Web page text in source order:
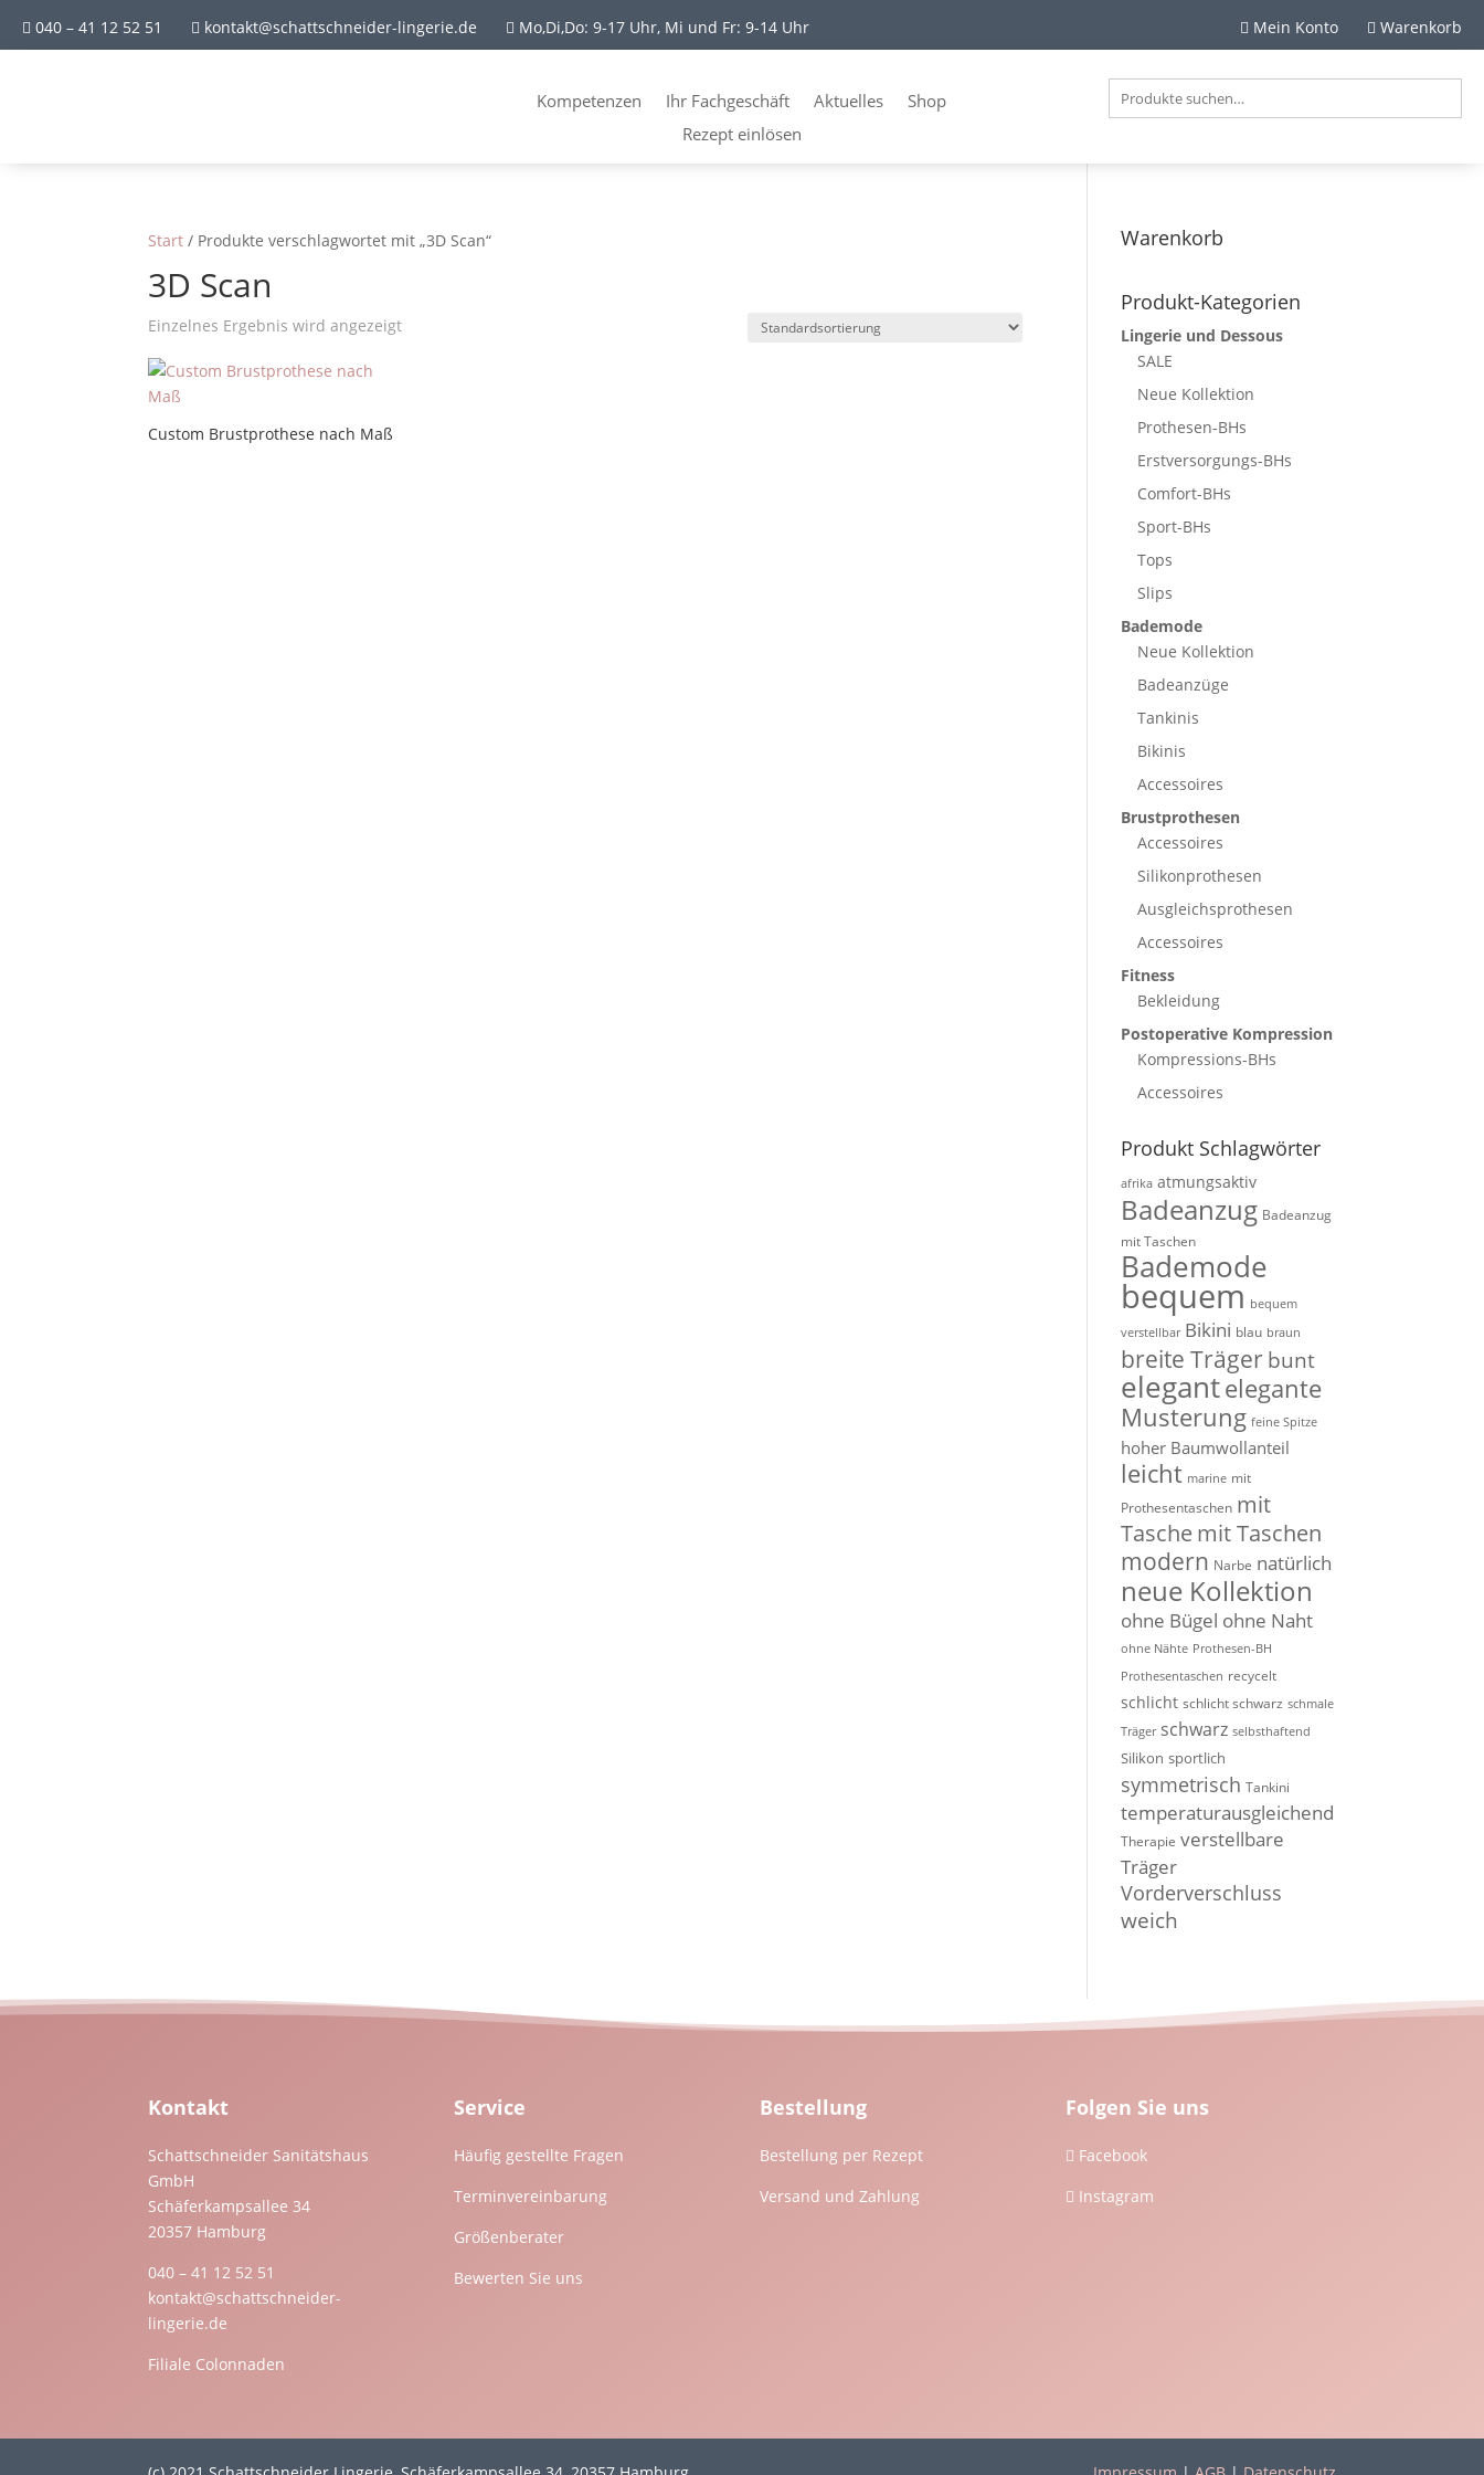
 040 – 41 12 52 51  kontakt@schattschneider-lingerie.de  Mo,Di,Do: 9-17 Uhr, Mi und Fr: 9-14 Uhr  Mein Konto  Warenkorb
Kompetenzen Ihr Fachgeschäft Aktuelles
Shop
Rezept einlösen
Start / Produkte verschlagwortet mit „3D Scan“
3D Scan
Einzelnes Ergebnis wird angezeigt
Custom Brustprothese nach Maß
Warenkorb
Produkt-Kategorien
Lingerie und Dessous
SALE
Neue Kollektion
Prothesen-BHs
Erstversorgungs-BHs
Comfort-BHs
Sport-BHs
Tops
Slips
Bademode
Neue Kollektion
Badeanzüge
Tankinis
Bikinis
Accessoires
Brustprothesen
Accessoires
Silikonprothesen
Ausgleichsprothesen
Accessoires
Fitness
Bekleidung
Postoperative Kompression
Kompressions-BHs
Accessoires
Produkt Schlagwörter
afrika atmungsaktiv
Badeanzug Badeanzug
mit Taschen
Bademode
bequem bequem
verstellbar Bikini blau braun
breite Trägerbunt
elegantelegante
Musterung feine Spitze
hoher Baumwollanteil
leicht marine mit
Prothesentaschen mit
Taschemit Taschen
modern Narbe natürlich
neue Kollektion
ohne Bügel ohne Naht
ohne Nähte Prothesen-BH
Prothesentaschen recycelt
schlicht schlicht schwarz schmale
Träger schwarz selbsthaftend
Silikon sportlich
symmetrisch Tankini
temperaturausgleichend
Therapie verstellbare
Träger
Vorderverschluss
weich
Kontakt
Schattschneider Sanitätshaus
GmbH
Schäferkampsallee 34
20357 Hamburg
040 – 41 12 52 51
kontakt@schattschneider-
lingerie.de
Filiale Colonnaden
Service
Häufig gestellte Fragen
Terminvereinbarung
Größenberater
Bewerten Sie uns
Bestellung
Bestellung per Rezept
Versand und Zahlung
Folgen Sie uns
 Facebook
 Instagram